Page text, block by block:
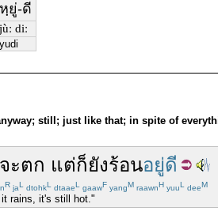
หฺยู่-ดี
jùː diː
yudi
still; just like that; in spite of
จะตก แต่ก็ยังร้อนอยู่ดี
R jaL dtohkL dtaaeL gaawF yangM raawnH yuuL deeM
rains, it's still hot."